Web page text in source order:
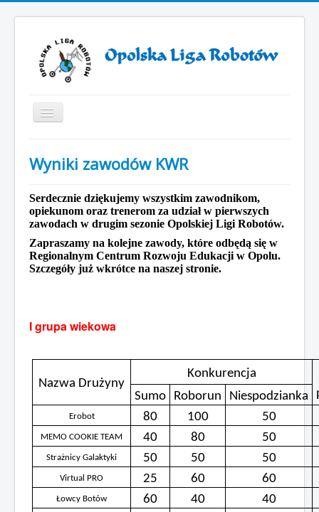
Toggle
Navigation
ZAWODY ROBOTÓW 2025
ZAWODY ROBOTÓW 2024
Otwarcie VII sezonu Opolskiej Ligi Robotów
Sezon 2019/2021
Sezon 2018/2019
Sezon 2015/2016
Komprachcickie Walki Robotów
Wyniki zawodów KWR
Serdecznie dziękujemy wszystkim zawodnikom,
opiekunom oraz trenerom za udział w pierwszych
zawodach w drugim sezonie Opolskiej Ligi Robotów.
Zapraszamy na kolejne zawody, które odbędą się w
Regionalnym Centrum Rozwoju Edukacji w Opolu.
Szczegóły już wkrótce na naszej stronie.
I grupa wiekowa
Nazwa Drużyny
Konkurencja
Sumo Roborun Niespodzianka
Erobot 80 100 50
MEMO COOKIE TEAM 40 80 50
Strażnicy Galaktyki 50 50 50
Virtual PRO 25 60 60
Łowcy Botów 60 40 40